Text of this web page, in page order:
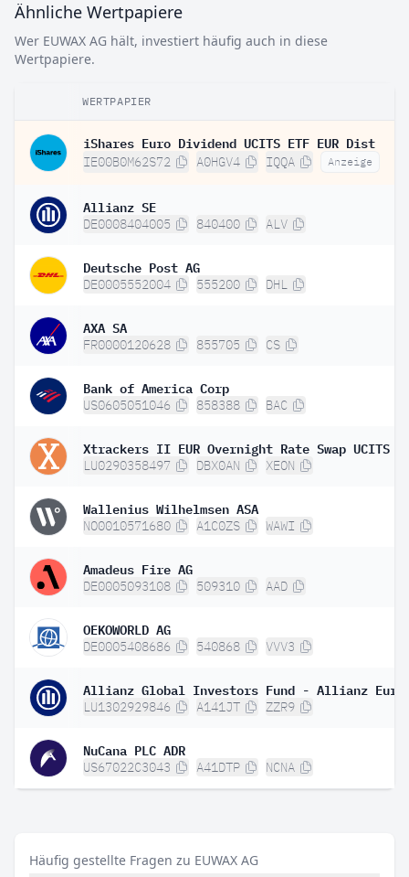
Ähnliche Wertpapiere
Wer EUWAX AG hält, investiert häufig auch in diese
Wertpapiere.
WERTPAPIER
iShares Euro Dividend UCITS ETF EUR Dist
IE00B0M62S72 A0HGV4 IQQA Anzeige
Allianz SE
DE0008404005 840400 ALV
Deutsche Post AG
DE0005552004 555200 DHL
AXA SA
FR0000120628 855705 CS
Bank of America Corp
US0605051046 858388 BAC
LU0290358497 DBX0AN XEON
Wallenius Wilhelmsen ASA
NO0010571680 A1C0ZS WAWI
Amadeus Fire AG
DE0005093108 509310 AAD
OEKOWORLD AG
DE0005408686 540868 VVV3
LU1302929846 A141JT ZZR9
NuCana PLC ADR
US67022C3043 A41DTP NCNA
Häufig gestellte Fragen zu EUWAX AG